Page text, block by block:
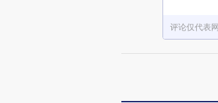
评论仅代表